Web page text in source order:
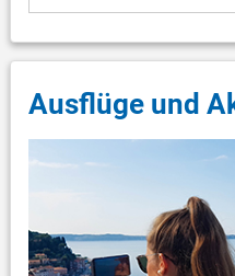
Ausflüge und